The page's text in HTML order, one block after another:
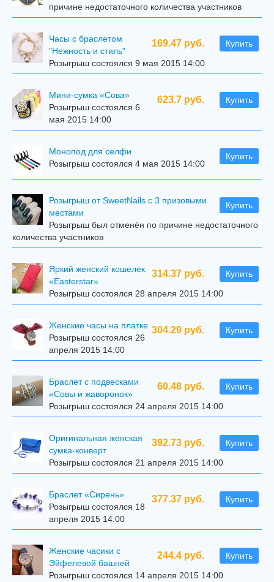
причине недостаточного количества участников
169.47 руб. Купить
Часы с браслетом
"Нежность и стиль"
Розыгрыш состоялся 9 мая 2015 14:00
623.7 руб. Купить
Мини-сумка «Сова»
Розыгрыш состоялся 6
мая 2015 14:00
Купить
Mонопод для селфи
Розыгрыш состоялся 4 мая 2015 14:00
Купить
Розыгрыш от SweetNails с 3 призовыми
местами
Розыгрыш был отменён по причине недостаточного
количества участников
314.37 руб. Купить
Яркий женский кошелек
«Easterstar»
Розыгрыш состоялся 28 апреля 2015 14:00
304.29 руб. Купить
Женские часы на платке
Розыгрыш состоялся 26
апреля 2015 14:00
60.48 руб. Купить
Браслет с подвесками
«Совы и жаворонок»
Розыгрыш состоялся 24 апреля 2015 14:00
392.73 руб. Купить
Оригинальная женская
сумка-конверт
Розыгрыш состоялся 21 апреля 2015 14:00
377.37 руб. Купить
Браслет «Сирень»
Розыгрыш состоялся 18
апреля 2015 14:00
244.4 руб. Купить
Женские часики с
Эйфелевой башней
Розыгрыш состоялся 14 апреля 2015 14:00